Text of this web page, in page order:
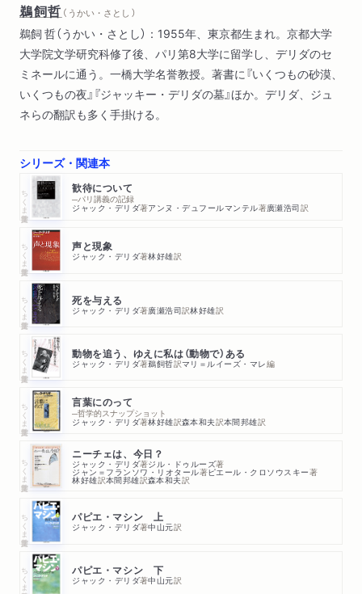
鵜飼哲 （ うかい・さとし ）
鵜飼 哲（うかい・さとし）：1955年、東京都生まれ。京都大学
大学院文学研究科修了後、パリ第8大学に留学し、デリダのセ
ミネールに通う。一橋大学名誉教授。著書に『いくつもの砂漠、
いくつもの夜』『ジャッキー・デリダの墓』ほか。デリダ、ジュ
ネらの翻訳も多く手掛ける。
シリーズ・関連本
ちくま学芸文庫 歓待について
─パリ講義の記録
ジャック・デリダ著アンヌ・デュフールマンテル著廣瀬浩司訳
ちくま学芸文庫 声と現象
ジャック・デリダ著林好雄訳
ちくま学芸文庫 死を与える
ジャック・デリダ著廣瀬浩司訳林好雄訳
ちくま学芸文庫 動物を追う、ゆえに私は（動物で）ある
ジャック・デリダ著鵜飼哲訳マリ＝ルイーズ・マレ編
ちくま学芸文庫 言葉にのって
─哲学的スナップショット
ジャック・デリダ著林好雄訳森本和夫訳本間邦雄訳
ちくま学芸文庫
ニーチェは、今日？
ジャック・デリダ著ジル・ドゥルーズ著
ジャン＝フランソワ・リオタール著ピエール・クロソウスキー著
林好雄訳本間邦雄訳森本和夫訳
ちくま学芸文庫 パピエ・マシン 上
ジャック・デリダ著中山元訳
ちくま学芸文庫 パピエ・マシン 下
ジャック・デリダ著中山元訳